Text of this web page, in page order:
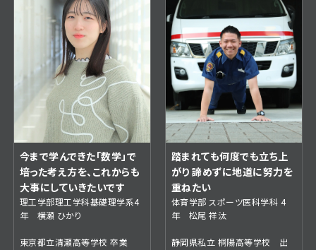
今まで学んできた「数学」で
培った考え方を、これからも
大事にしていきたいです
理工学部理工学科基礎理学系4
年 横瀬 ひかり
東京都立清瀬高等学校 卒業
踏まれても何度でも立ち上
がり 諦めずに地道に努力を
重ねたい
体育学部 スポーツ医科学科 4
年 松尾 祥汰
静岡県私立 桐陽高等学校 出